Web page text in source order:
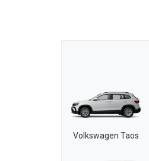
Volkswagen Taos